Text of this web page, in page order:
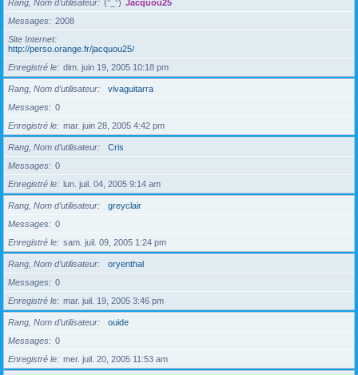
Rang, Nom d’utilisateur (°_°) Jacquou25
Messages
2008
Site Internet
http://perso.orange.fr/jacquou25/
Enregistré le
dim. juin 19, 2005 10:18 pm
Rang, Nom d’utilisateur
vivaguitarra
Messages
0
Enregistré le
mar. juin 28, 2005 4:42 pm
Rang, Nom d’utilisateur
Cris
Messages
0
Enregistré le
lun. juil. 04, 2005 9:14 am
Rang, Nom d’utilisateur
greyclair
Messages
0
Enregistré le
sam. juil. 09, 2005 1:24 pm
Rang, Nom d’utilisateur
oryenthal
Messages
0
Enregistré le
mar. juil. 19, 2005 3:46 pm
Rang, Nom d’utilisateur
ouide
Messages
0
Enregistré le
mer. juil. 20, 2005 11:53 am